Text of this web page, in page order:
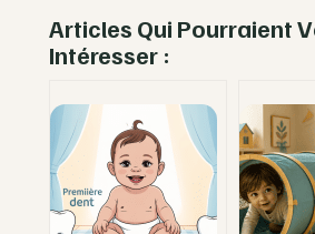
Articles Qui Pourraient
Intéresser :